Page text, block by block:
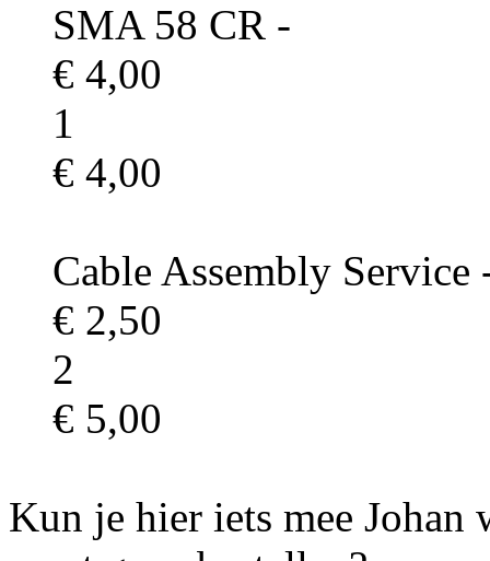
SMA 58 CR -
€ 4,00
1
€ 4,00
Cable Assembly
€ 2,50
2
€ 5,00
Kun je hier iets mee